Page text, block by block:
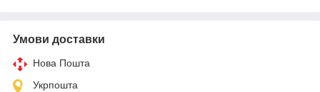
Умови доставки
Нова Пошта
Укрпошта